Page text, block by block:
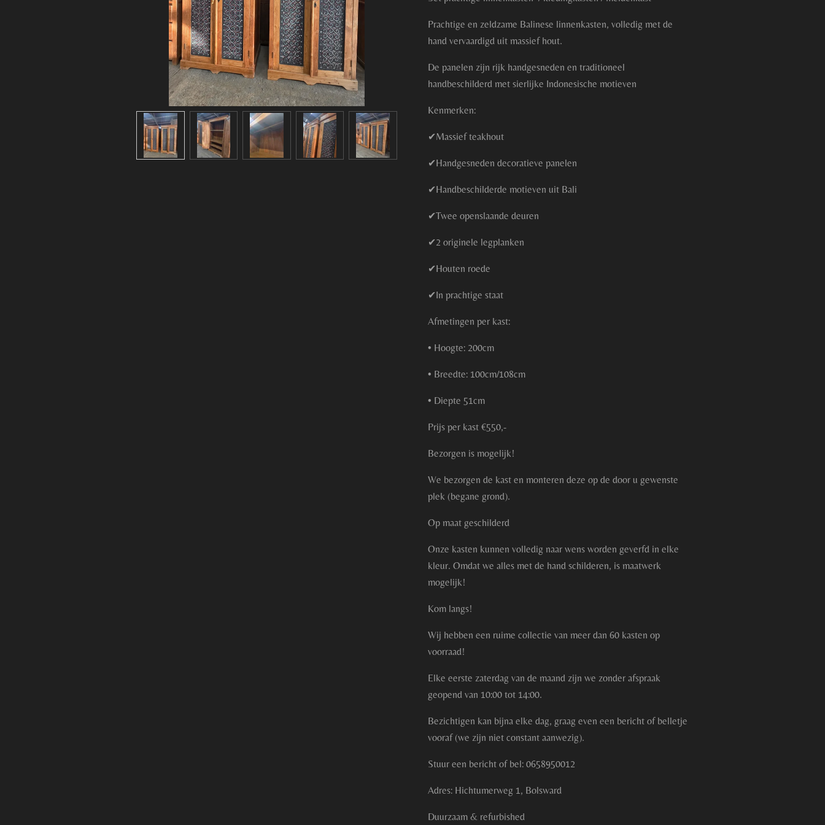
Prachtige en zeldzame Balinese linnenkasten, volledig met de
hand vervaardigd uit massief hout.
De panelen zijn rijk handgesneden en traditioneel
handbeschilderd met sierlijke Indonesische motieven
Kenmerken:
✔Massief teakhout
✔Handgesneden decoratieve panelen
✔Handbeschilderde motieven uit Bali
✔Twee openslaande deuren
✔2 originele legplanken
✔Houten roede
✔In prachtige staat
Afmetingen per kast:
• Hoogte: 200cm
• Breedte: 100cm/108cm
• Diepte 51cm
Prijs per kast €550,-
Bezorgen is mogelijk!
We bezorgen de kast en monteren deze op de door u gewenste
plek (begane grond).
Op maat geschilderd
Onze kasten kunnen volledig naar wens worden geverfd in elke
kleur. Omdat we alles met de hand schilderen, is maatwerk
mogelijk!
Kom langs!
Wij hebben een ruime collectie van meer dan 60 kasten op
voorraad!
Elke eerste zaterdag van de maand zijn we zonder afspraak
geopend van 10:00 tot 14:00.
Bezichtigen kan bijna elke dag, graag even een bericht of belletje
vooraf (we zijn niet constant aanwezig).
Stuur een bericht of bel: 0658950012
Adres: Hichtumerweg 1, Bolsward
Duurzaam & refurbished